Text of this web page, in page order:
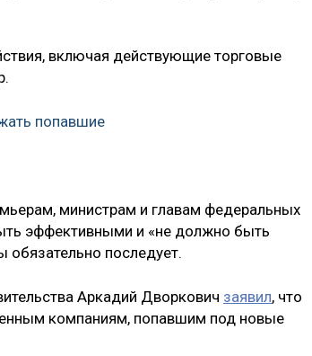
включая действующие торговые
попавшие
министрам и главам федеральных
эффективными и «не должно быть
обязательно последует.
Аркадий Дворкович заявил, что
компаниям, попавшим под новые